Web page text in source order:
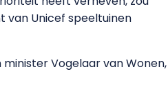
van Unicef speeltuinen
Vogelaar van Wonen,